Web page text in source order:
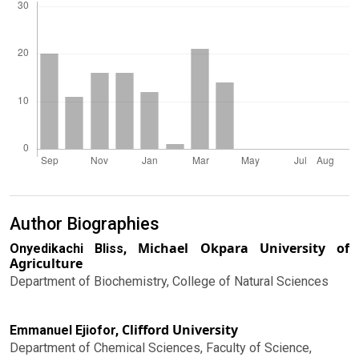
Author Biographies
Onyedikachi Bliss, Michael Okpara University of
Agriculture
Department of Biochemistry, College of Natural Sciences
Emmanuel Ejiofor, Clifford University
Department of Chemical Sciences, Faculty of Science,